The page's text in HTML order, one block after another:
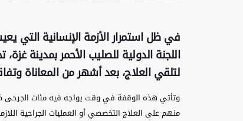
في ظل استمرار الأزمة الإنسانية التي
اللجنة الدولية للصليب الأحمر بمدينة
لتلقي العلاج، بعد أشهر من المعاناة
وتأتي هذه الوقفة في وقت يواجه فيه مئات الجرحى
منهم على العلاج التخصصي أو العمليات الجراحية